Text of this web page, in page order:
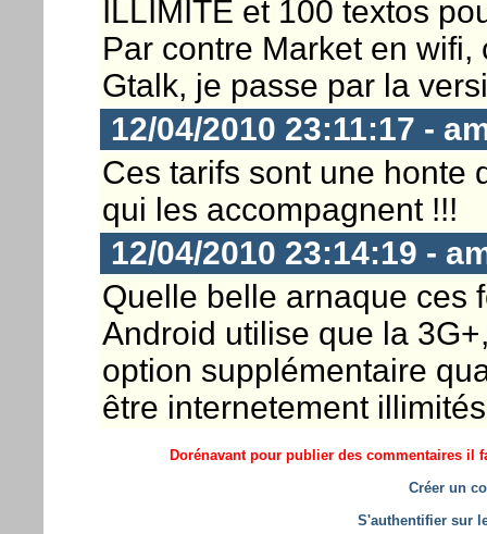
ILLIMITE et 100 textos
Par contre Market en
Gtalk, je passe par la
12/04/2010 23:11:17 -
Ces tarifs sont une honte
qui les accompagnent !!!
12/04/2010 23:14:19 -
Quelle belle arnaque ces
Android utilise que la
option supplémentaire
être internetement
Dorénavant pour publier des commentaires il
Créer un
S'authentifier sur